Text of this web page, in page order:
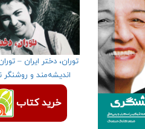
توران، دختر ایران –
اندیشه‌مند و روشنگر
خرید کتاب